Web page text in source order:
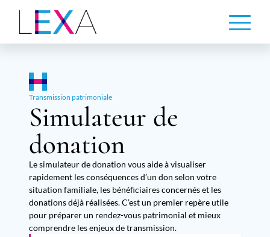
contenu
Transmission patrimoniale
Simulateur de
donation
Le simulateur de donation vous aide à visualiser
rapidement les conséquences d’un don selon votre
situation familiale, les bénéficiaires concernés et les
donations déjà réalisées. C’est un premier repère utile
pour préparer un rendez-vous patrimonial et mieux
comprendre les enjeux de transmission.